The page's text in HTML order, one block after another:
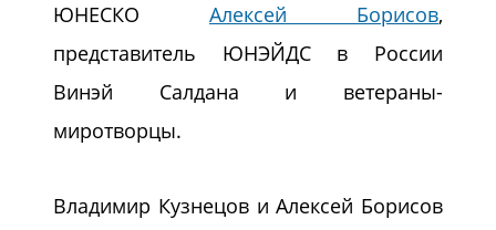
ЮНЕСКО Алексей Борисов,
представитель ЮНЭЙДС в России
Винэй Салдана и ветераны-
миротворцы.
Владимир Кузнецов и Алексей Борисов